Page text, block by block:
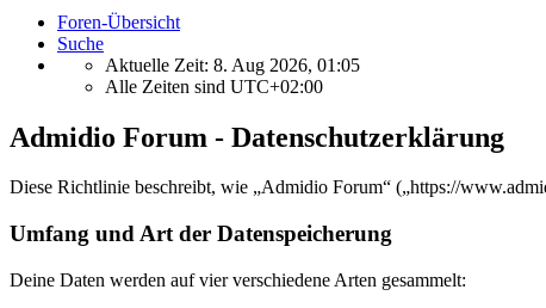
Foren-Übersicht
Suche
Aktuelle Zeit: 8. Aug 2026, 01:05
Alle Zeiten sind UTC+02:00
Admidio Forum - Datenschutzerklärung
Diese Richtlinie beschreibt, wie „Admidio Forum“ („https://
Umfang und Art der Datenspeicherung
Deine Daten werden auf vier verschiedene Arten gesammelt: